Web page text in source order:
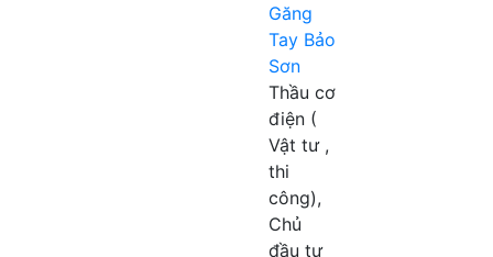
Găng
Tay Bảo
Sơn
Thầu cơ
điện (
Vật tư ,
thi
công),
Chủ
đầu tư